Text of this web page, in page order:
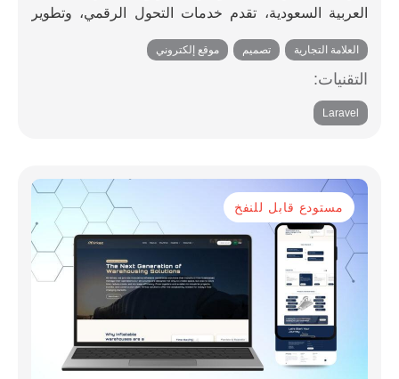
العربية السعودية، تقدم خدمات التحول الرقمي، وتطوير
وخدمات تكنولوجيا المؤسسات.
العلامة التجارية تصميم موقع إلكتروني
التقنيات:
Laravel
مستودع قابل للنفخ